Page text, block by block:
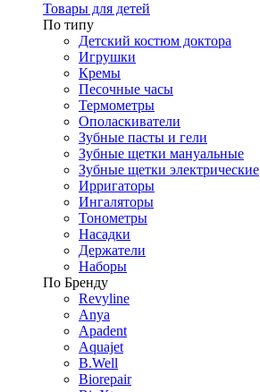
Товары для детей
По типу
Детский костюм доктора
Игрушки
Кремы
Песочные часы
Термометры
Ополаскиватели
Зубные пасты и гели
Зубные щетки мануальные
Зубные щетки электрические
Ирригаторы
Ингаляторы
Тонометры
Насадки
Держатели
Наборы
По Бренду
Revyline
Anya
Apadent
Aquajet
B.Well
Biorepair